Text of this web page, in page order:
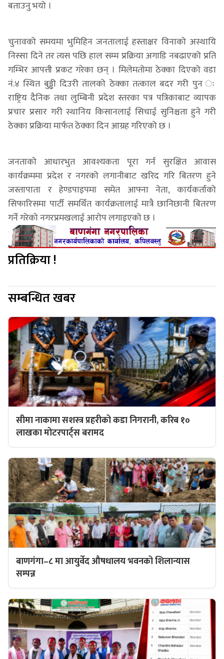
बताउनु भयो ।
चुनावको समयमा भुमिहिन जनतालाई हस्ताक्षर विनाको अस्थायि
निस्सा दिने तर त्यस पछि हाल सम्म प्रक्रिया अगाडि नबढाएको प्रति
गम्भिर आपत्ती प्रकट गरेका छन् । मिलेमतोमा ठेक्का दिएको वडा
नं.४ स्थित बुड्ढी दिउरी तालको ठेक्का तत्काल बदर गरी पुन ः
राष्ट्रिय दैनिक तथा लुम्बिनी प्रदेश स्तरका पत्र पत्रिकाबाट व्यापक
प्रचार प्रसार गरी स्थानिय किसानलाई सिचाई सुनिश्चता हुने गरी
ठेक्का प्रक्रिया मार्फत ठेक्का दिन आग्रह गरिएको छ ।
जनताको आधारभुत आवश्यकता पूरा गर्न सुरक्षित आवास
कार्यक्रममा प्रदेश र नगरको लगानीबाट खरिद गरि बितरण हुने
जस्तापाता र हेण्डपाइपमा समेत आफ्ना नेता, कार्यकर्ताको
सिफारिसमा पार्टी समर्थित कार्यक्रतालाई मात्रै छानिछानी बितरण
गर्ने गरेको नगरप्रमखलाई आरोप लगाइएको छ ।
प्रतिक्रिया !
सम्बन्धित खबर
सीमा नाकामा सशस्त्र प्रहरीको कडा निगरानी, करिब १०
लाखका मोटरपार्ट्स बरामद
बाणगंगा–८ मा आयुर्वेद औषधालय भवनको शिलान्यास
सम्पन्न